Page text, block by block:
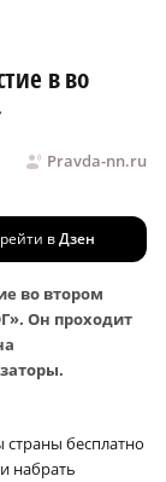
в во
Pravda-nn.ru
вДзен
во втором
Он проходит
бесплатно
набрать